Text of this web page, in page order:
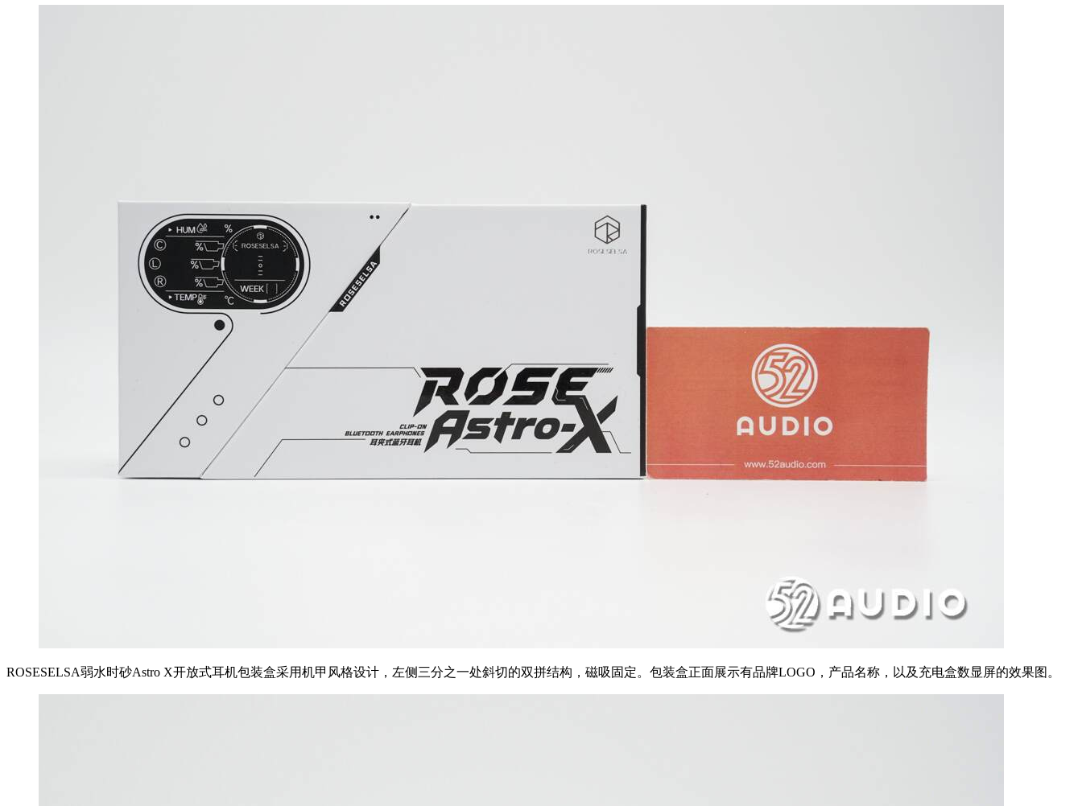
ROSESELSA弱水时砂Astro X开放式耳机包装盒采用机甲风格设计，左侧三分之一处斜切的双拼结构，磁吸固定。包装盒正面展示有品牌LOGO，产品名称，以及充电盒数显屏的效果图。